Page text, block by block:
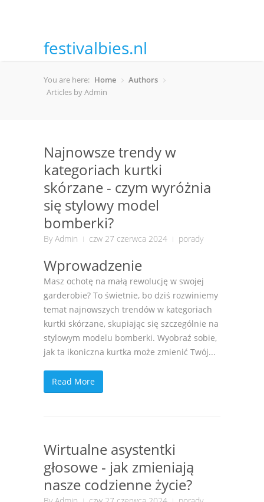
festivalbies.nl
You are here: Home
Authors
Articles by Admin
Najnowsze trendy w
kategoriach kurtki
skórzane - czym wyróżnia
się stylowy model
bomberki?
ByAdmin czw 27 czerwca 2024 porady
Wprowadzenie
Masz ochotę na małą rewolucję w swojej
garderobie? To świetnie, bo dziś rozwiniemy
temat najnowszych trendów w kategoriach
kurtki skórzane, skupiając się szczególnie na
stylowym modelu bomberki. Wyobraź sobie,
jak ta ikoniczna kurtka może zmienić Twój...
Read More
Wirtualne asystentki
głosowe - jak zmieniają
nasze codzienne życie?